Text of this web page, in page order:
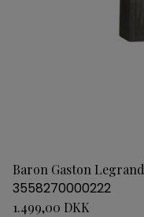
Baron Gaston Legrand
3558270000222
1.499,00 DKK